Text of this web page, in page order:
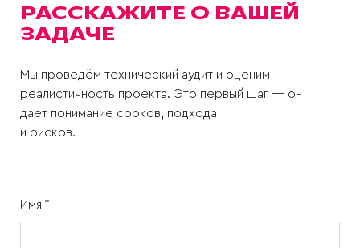
РАССКАЖИТЕ О ВАШЕЙ
ЗАДАЧЕ
Мы проведём технический аудит и оценим
реалистичность проекта. Это первый шаг — он
даёт понимание сроков, подхода
и рисков.
Имя *